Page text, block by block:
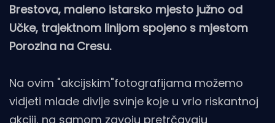
Brestova, maleno istarsko mjesto južno od
Učke, trajektnom linijom spojeno s mjestom
Porozina na Cresu.
Na ovim "akcijskim"fotografijama možemo
vidjeti mlade divlje svinje koje u vrlo riskantnoj
akciji, na samom zavoju pretrčavaju